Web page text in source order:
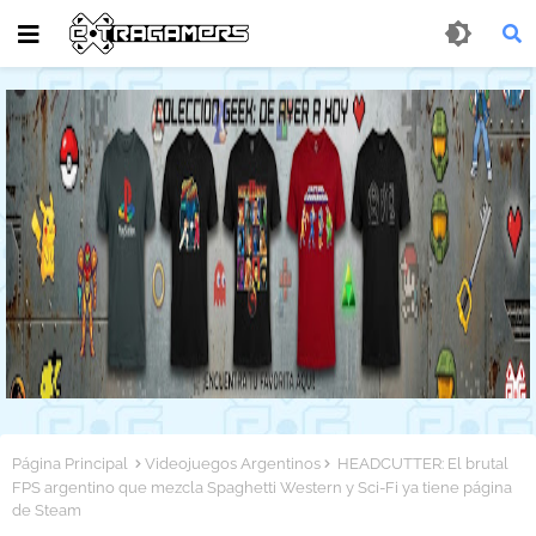
Página Principal Videojuegos Argentinos
HEADCUTTER: El brutal
FPS argentino que mezcla Spaghetti Western y Sci-Fi ya tiene página
de Steam